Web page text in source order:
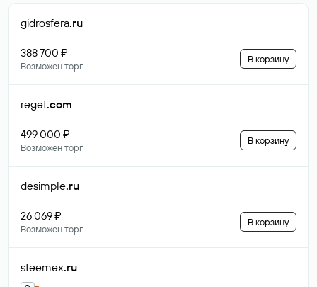
gidrosfera.ru
388 700 ₽
Возможен торг
В корзину
reget.com
499 000 ₽
Возможен торг
В корзину
desimple.ru
26 069 ₽
Возможен торг
В корзину
steemex.ru